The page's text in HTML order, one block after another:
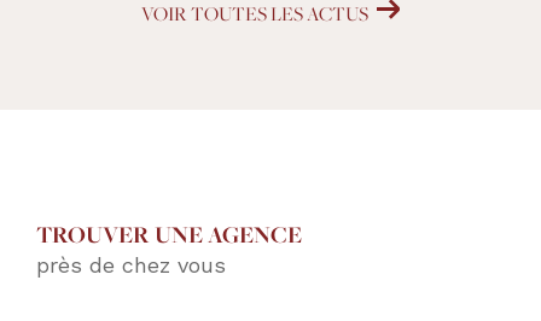
VOIR TOUTES LES ACTUS
TROUVER UNE AGENCE
près de chez vous